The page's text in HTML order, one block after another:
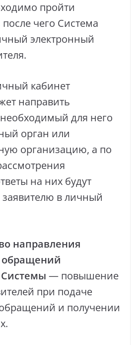
пройти
чего Система
электронный
кабинет
направить
для него
орган или
организацию, а по
на них будут
заявителю в личный
направления
обращений
Системы — повышение
при подаче
и получении